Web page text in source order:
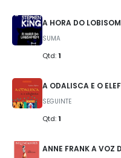
A HORA DO
SUMA
Qtd: 1
A ODALISCA E O
SEGUINTE
Qtd: 1
ANNE FRANK A VOZ